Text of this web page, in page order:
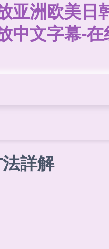
亚洲欧美
中文字幕-
詳解